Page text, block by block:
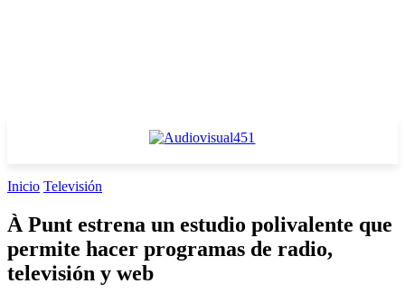
Inicio Televisión
À Punt estrena un estudio polivalente que
permite hacer programas de radio,
televisión y web